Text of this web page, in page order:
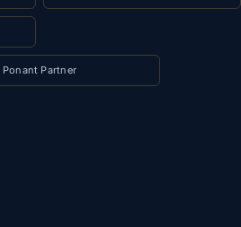
Ponant Partner